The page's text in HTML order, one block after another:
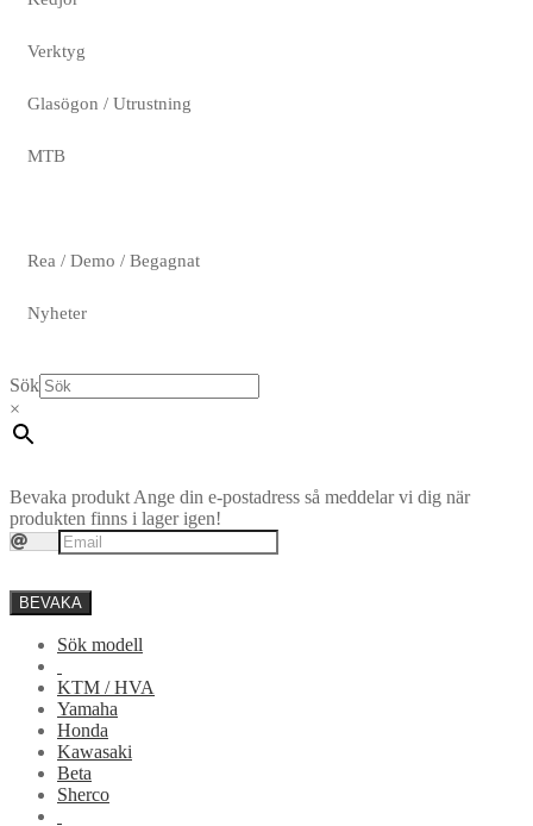
Verktyg
Glasögon / Utrustning
MTB
Rea / Demo / Begagnat
Nyheter
Sök
×
Bevaka produkt Ange din e-postadress så meddelar vi dig när
produkten finns i lager igen!
BEVAKA
Sök modell
KTM / HVA
Yamaha
Honda
Kawasaki
Beta
Sherco